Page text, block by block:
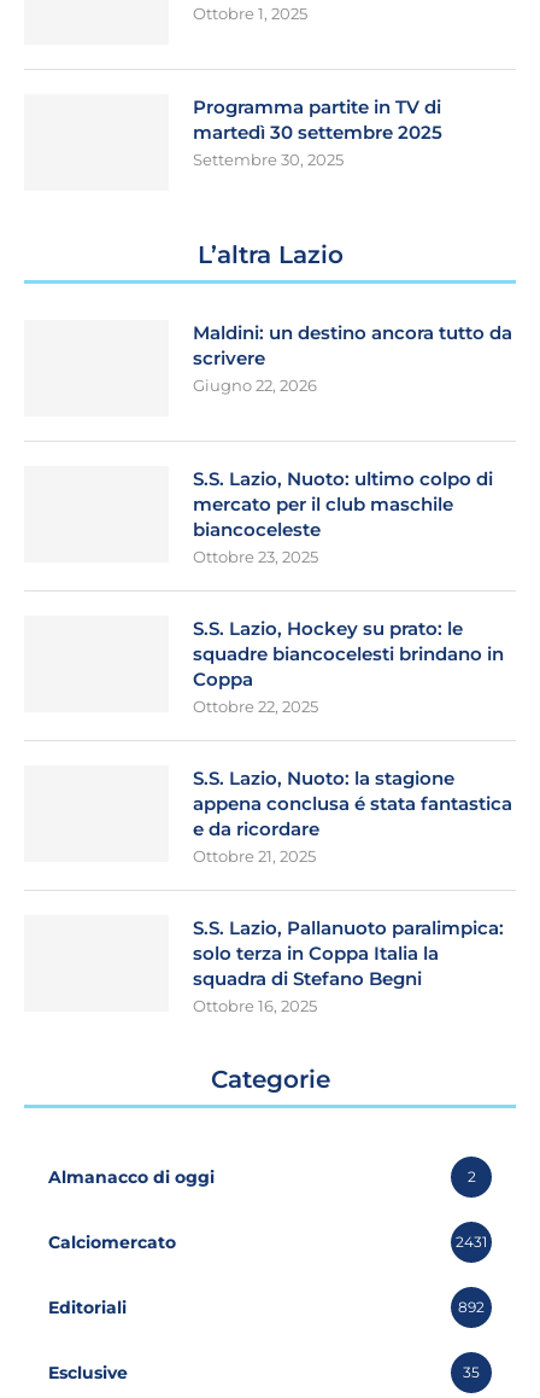
Ottobre 1, 2025
Programma partite in TV di
martedì 30 settembre 2025
Settembre 30, 2025
L’altra Lazio
Maldini: un destino ancora tutto da
scrivere
Giugno 22, 2026
S.S. Lazio, Nuoto: ultimo colpo di
mercato per il club maschile
biancoceleste
Ottobre 23, 2025
S.S. Lazio, Hockey su prato: le
squadre biancocelesti brindano in
Coppa
Ottobre 22, 2025
S.S. Lazio, Nuoto: la stagione
appena conclusa é stata fantastica
e da ricordare
Ottobre 21, 2025
S.S. Lazio, Pallanuoto paralimpica:
solo terza in Coppa Italia la
squadra di Stefano Begni
Ottobre 16, 2025
Categorie
Almanacco di oggi 2
Calciomercato 2431
Editoriali 892
Esclusive 35